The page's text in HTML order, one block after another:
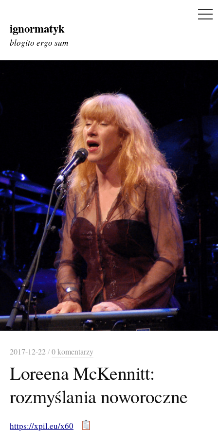
Skip
to
ignormatyk
blogito ergo sum
2017-12-22/0 komentarzy
Loreena McKennitt:
rozmyślania noworoczne
https://xpil.eu/x60